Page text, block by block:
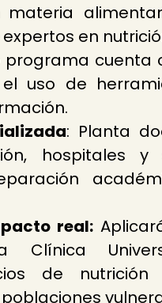
en
cuenta
el uso de
: Planta
hospitales y
real:
Clínica
de